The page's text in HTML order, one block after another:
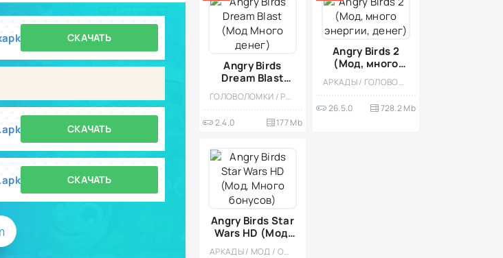
СКАЧАТЬ
.apk СКАЧАТЬ
.apk СКАЧАТЬ
Angry Birds
Dream Blast
(Мод Много
денег)
ГОЛОВОЛОМКИ / РАЗВЛЕЧЕНИЯ / МОД / КАЗУАЛЬНЫЕ / ОДНОПОЛЬЗОВАТЕЛЬСКИЕ / СТИЛИЗАЦИЯ / ПО МУЛЬТФИЛЬМАМ / ОФЛАЙН / ДЛЯ ДЕТЕЙ / АРКАДЫ
2.4.0 177 Mb
Angry Birds 2
(Мод, много
энергии, денег)АРКАДЫ / ГОЛОВОЛОМКИ / ФИЗИКА / КАЗУАЛЬНЫЕ / ОДНОПОЛЬЗОВАТЕЛЬСКИЕ / СТИЛИЗАЦИЯ / ПО МУЛЬТФИЛЬМАМ / ОФЛАЙН / ДЕВОЧКАМ / ДЛЯ ДЕТЕЙ
26.5.0 728.2 Mb
Angry Birds Star
Wars HD (Мод,
Много бонусов)АРКАДЫ / МОД / ОДНОПОЛЬЗОВАТЕЛЬСКИЕ / ОФЛАЙН / ДЛЯ ДЕТЕЙ / ПО МУЛЬТФИЛЬМАМ / СТИЛИЗАЦИЯ / КАЗУАЛЬНЫЕ / ФИЗИКА / ГОЛОВОЛОМКИ